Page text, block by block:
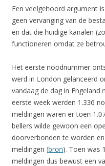
Een veelgehoord argument
geen vervanging van de
en dat die huidige kanalen
functioneren omdat ze
Het eerste noodnummer
werd in London gelanceerd
vandaag de dag in Engeland
eerste week werden 1.336
meldingen waren er toen
bellers wilde gewoon een
doorverbonden te worden
meldingen (bron). Toen was
meldingen dus bewust een